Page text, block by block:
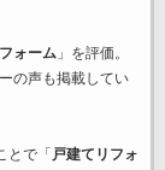
ォーム」を評価。
の声も掲載してい
とで「 戸建てリフォ